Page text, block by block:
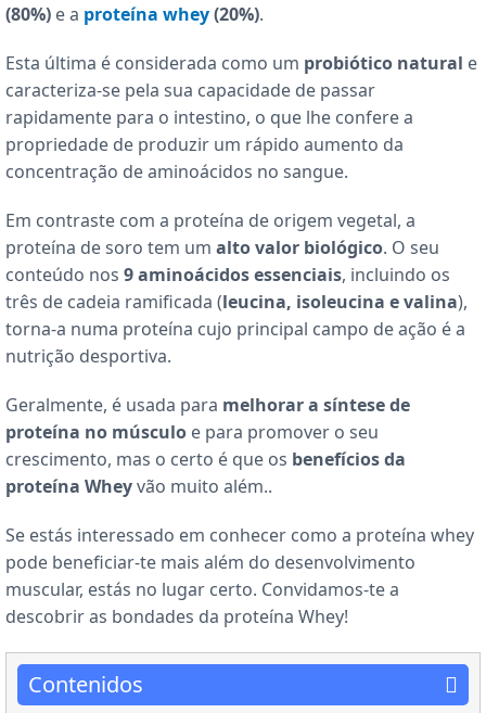
(80%) e a proteína whey(20%).
Esta última é considerada como um probiótico natural e
caracteriza-se pela sua capacidade de passar
rapidamente para o intestino, o que lhe confere a
propriedade de produzir um rápido aumento da
concentração de aminoácidos no sangue.
Em contraste com a proteína de origem vegetal, a
proteína de soro tem um alto valor biológico. O seu
conteúdo nos 9 aminoácidos essenciais, incluindo os
três de cadeia ramificada (leucina, isoleucina e valina),
torna-a numa proteína cujo principal campo de ação é a
nutrição desportiva.
Geralmente, é usada para melhorar a síntese de
proteína no músculo e para promover o seu
crescimento, mas o certo é que os benefícios da
proteína Wheyvão muito além..
Se estás interessado em conhecer como a proteína whey
pode beneficiar-te mais além do desenvolvimento
muscular, estás no lugar certo. Convidamos-te a
descobrir as bondades da proteína Whey!
Contenidos